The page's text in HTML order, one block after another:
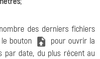
des derniers fichiers
bouton
pour ouvrir la
par date, du plus récent au